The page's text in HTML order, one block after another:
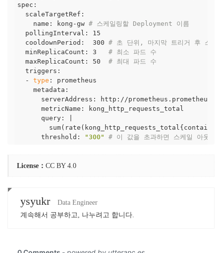
spec:
  scaleTargetRef:
    name: kong-gw
# 스케일링할 Deployment 이름
  pollingInterval: 15
  cooldownPeriod:  300
# 초 단위, 마지막 트리거 후 스케
  minReplicaCount: 3
# 최소 파드 수
  maxReplicaCount: 50
# 최대 파드 수
  triggers:
  -
type : prometheus
    metadata:
serverAddress: http://
      metricName: kong_http_requests_total
      query: |
      threshold:
"300" # 이 값을 초과하면 스케일 아웃,
License： CC BY 4.0
ysyukr Data Engineer
계속해서 공부하고, 나누려고 합니다.